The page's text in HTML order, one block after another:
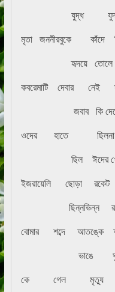
যুদ্ধ যুদ্ধ
মৃতা জননীরবুকে কাঁদে
হৃদয়ে তোলে
কবরেমাটি দেবার নেই
জবাব কি দেবে
ওদের হাতে
ছিল ঈদের
ইজরায়েলি ছোড়া রকেট
ছিন্নভিন্ন
বোমার শব্দে আতঙ্কে
ভাঙে ঘুম
কে গেল মৃত্যু